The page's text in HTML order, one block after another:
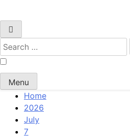
Search
for:
Menu
Home
2026
July
7